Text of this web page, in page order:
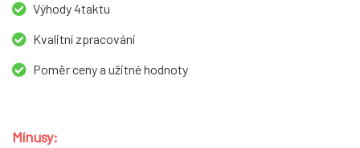
Výhody 4taktu
Kvalitní zpracování
Poměr ceny a užitné hodnoty
Mínusy: